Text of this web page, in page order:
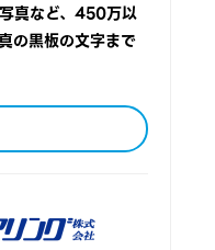
真など、450万以
の黒板の文字まで